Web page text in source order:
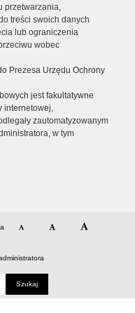
przetwarzania,
treści swoich danych
lub ograniczenia
wobec
Prezesa Urzędu Ochrony
jest fakultatywne
internetowej,
zautomatyzowanym
w tym